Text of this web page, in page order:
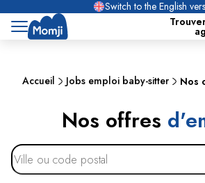
Switch to the English
Accueil Jobs emploi baby-sitter Nos
Nos offres